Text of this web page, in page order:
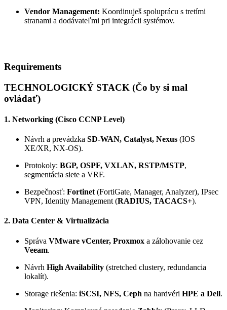
Vendor Management: Koordinuješ spoluprácu s tretími
stranami a dodávateľmi pri integrácii systémov.
Requirements
TECHNOLOGICKÝ STACK (Čo by si mal
ovládať)
1. Networking (Cisco CCNP Level)
Návrh a prevádzka SD-WAN, Catalyst, Nexus (IOS
XE/XR, NX-OS).
Protokoly: BGP, OSPF, VXLAN, RSTP/MSTP,
segmentácia siete a VRF.
Bezpečnosť: Fortinet (FortiGate, Manager, Analyzer), IPsec
VPN, Identity Management (RADIUS, TACACS+).
2. Data Center & Virtualizácia
Správa VMware vCenter, Proxmox a zálohovanie cez
Veeam.
Návrh High Availability (stretched clustery, redundancia
lokalít).
Storage riešenia: iSCSI, NFS, Ceph na hardvéri HPE a Dell.